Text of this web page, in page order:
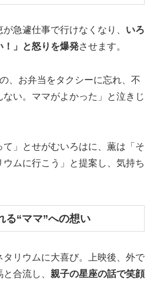
急遽仕事で行けなくなり、 いろ
！」と怒りを爆発させます。
、お弁当をタクシーに忘れ、不
い。ママがよかった」と泣きじ
て」とせがむいろはに、薫は「そ
ムに行こう」と提案し、気持ち
る“ママ”への想い
リウムに大喜び。上映後、外で
合流し、 親子の星座の話で笑顔